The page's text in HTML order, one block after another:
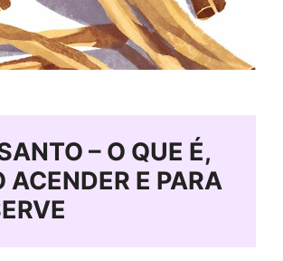
– O QUE É,
ACENDER E PARA